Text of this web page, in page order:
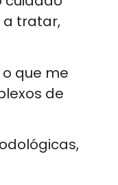
a tratar,
que me
de